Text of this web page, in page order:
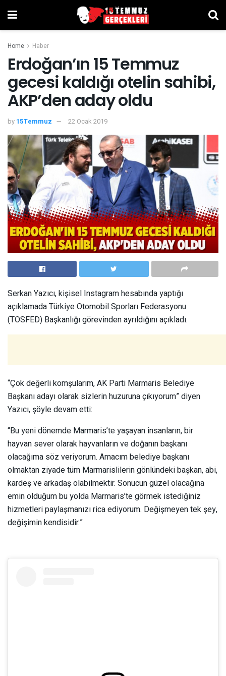
Home Haber
Erdoğan’ın 15 Temmuz
gecesi kaldığı otelin sahibi,
AKP’den aday oldu
by 15Temmuz 22 Ocak 2019
Serkan Yazıcı, kişisel Instagram hesabında yaptığı
açıklamada Türkiye Otomobil Sporları Federasyonu
(TOSFED) Başkanlığı görevinden ayrıldığını açıkladı.
“Çok değerli komşularım, AK Parti Marmaris Belediye
Başkanı adayı olarak sizlerin huzuruna çıkıyorum” diyen
Yazıcı, şöyle devam etti:
“Bu yeni dönemde Marmaris’te yaşayan insanların, bir
hayvan sever olarak hayvanların ve doğanın başkanı
olacağıma söz veriyorum. Amacım belediye başkanı
olmaktan ziyade tüm Marmarislilerin gönlündeki başkan, abi,
kardeş ve arkadaş olabilmektir. Sonucun güzel olacağına
emin olduğum bu yolda Marmaris’te görmek istediğiniz
hizmetleri paylaşmanızı rica ediyorum. Değişmeyen tek şey,
değişimin kendisidir.”